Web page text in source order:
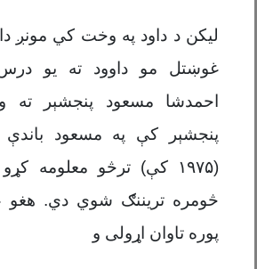
لیکن د داود په وخت کي
غوښتل مو داوود ته یو
احمدشا مسعود پنجشېر ته
پنجشېر کې په مسعود
(۱۹۷۵ کې) ترڅو معلومه
څومره تریننګ شوي دي. هغو
پوره تاوان اړولی و